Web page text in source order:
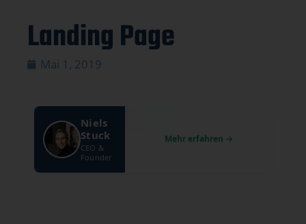
Landing Page
Mai 1, 2019
Niels
Stuck
CEO &
Founder